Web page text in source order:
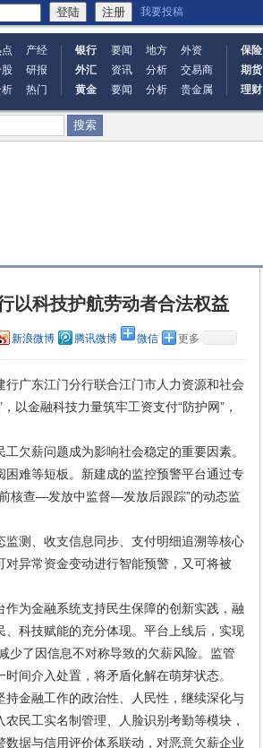
我要投稿
产经
研报
热门
银行 要闻 地方
外资
外汇
资讯 分析
交易商
黄金
要闻 分析 贵金属
保险
期货
理财
科技护航劳动者合法权益
新浪微博 腾讯微博 微信 更多
广东江门分行联合江门市人力资源和社会
以金融科技力量筑牢工资支付“防护网”，
欠薪问题成为影响社会稳定的重要因素。
难等短板。新建成的监控预警平台通过专
核查—发放中监督—发放后跟踪”的动态监
测、收支信息同步、支付明细追溯等核心
异常资金变动进行智能预警，又可将被
为金融系统支持民生保障的创新实践，融
科技赋能的充分体现。平台上线后，实现
少了因信息不对称导致的欠薪风险。监管
间介入处置，将矛盾化解在萌芽状态。
金融工作的政治性、人民性，继续深化与
民工实名制管理、人脸识别考勤等模块，
据与信用评价体系联动，对恶意欠薪企业